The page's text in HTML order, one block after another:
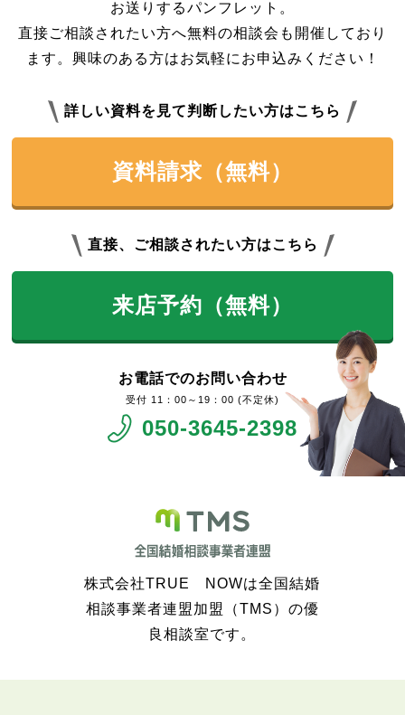
お送りするパンフレット。
直接ご相談されたい方へ無料の相談会も開催しており
ます。興味のある方はお気軽にお申込みください！
詳しい資料を見て判断したい方はこちら
資料請求（無料）
直接、ご相談されたい方はこちら
来店予約（無料）
お電話でのお問い合わせ
11：00～19：00 (不定休)
050-3645-2398
株式会社TRUE NOWは全国結婚
相談事業者連盟加盟（TMS）の優
良相談室です。